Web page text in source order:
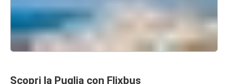
Scopri la Puglia con Flixbus